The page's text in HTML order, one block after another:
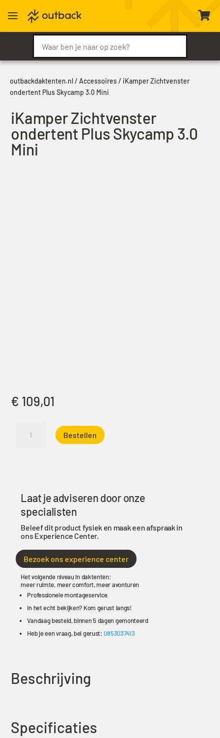
a 
outbackdaktenten.nl/ Accessoires/ iKamper Zichtvenster
ondertent Plus Skycamp 3.0 Mini
iKamper Zichtvenster
ondertent Plus Skycamp 3.0
Mini
€ 109,01
Zichtvenster
Mini
Bestellen
Laat je adviseren door onze
specialisten
Beleef dit product fysiek en maak een afspraak in
ons Experience Center.
Bezoek ons experience center
Het volgende niveau in daktenten:
meer ruimte, meer comfort, meer avonturen
Professionele montageservice
In het echt bekijken? Kom gerust langs!
Vandaag besteld, binnen 5 dagen gemonteerd
Heb je een vraag, bel gerust:0853037413
Beschrijving
Specificaties